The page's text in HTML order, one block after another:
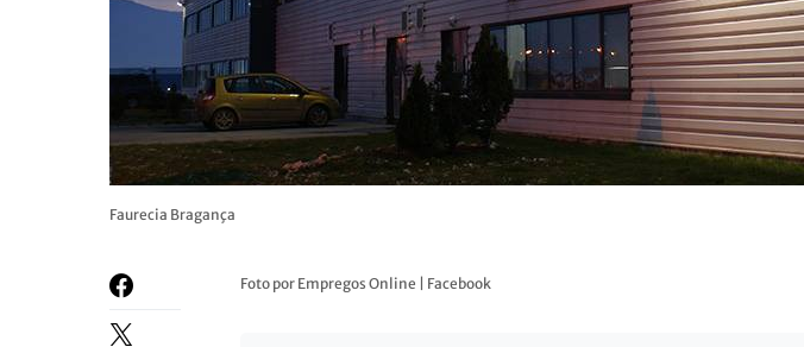
Faurecia Bragança
Foto por Empregos Online | Facebook